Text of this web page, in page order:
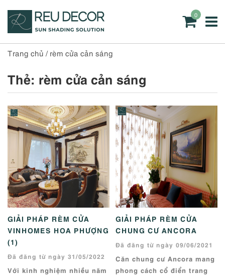
0
Trang chủ / rèm cửa cản sáng
Thẻ: rèm cửa cản sáng
GIẢI PHÁP RÈM CỬA
VINHOMES HOA PHƯỢNG
(1)
Đã đăng từ ngày 31/05/2022
Với kinh nghiệm nhiều năm
GIẢI PHÁP RÈM CỬA
CHUNG CƯ ANCORA
Đã đăng từ ngày 09/06/2021
Căn chung cư Ancora mang
phong cách cổ điển trang